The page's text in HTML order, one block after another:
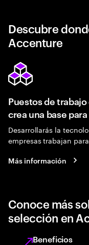
Descubre
Accenture
Puestos de
crea una base
Desarrollarás la
empresas trabajan
Más información
Conoce más
selección en
Beneficios